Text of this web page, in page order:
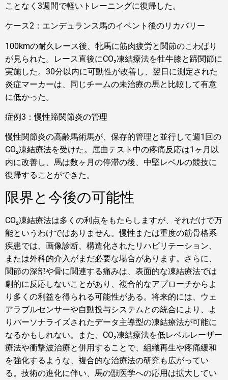
ことなく3週間で軽いトレーニングに復帰した。
ケース2：エンデュランス馬のイベント後のリカバリー
100kmの耐久レース後、牝馬に筋肉疲労と関節のこわばり
が見られた。レース直後にCO₂凍結療法を牡牛膝と蹄関節に
実施した。30分以内に可動性が改善し、翌日に測定された
炎症マーカーは、同じチームの未治療の馬と比較して有意
に低かった。
症例3：慢性蹄関節炎の管理
慢性関節炎の高齢馬術馬が、保存的管理と並行して週1回の
CO₂凍結療法を受けた。屈曲テスト中の疼痛反応は1ヶ月以
内に改善し、馬は数ヶ月の停滞の後、中堅レベルの競技に
復帰することができた。
限界と今後の可能性
CO₂凍結療法は多くの利点をもたらしますが、それだけで万
能というわけではありません。慢性または重度の筋骨格系
疾患では、画像診断、構造化されたリハビリテーション、
または外科的介入がまだ必要な場合があります。さらに、
関節の深部や骨に関連する痛みは、表面的な凍結療法では
劇的に反応しないことがあり、複合的なアプローチからよ
り多くの利益を得られる可能性がある。将来的には、ウェ
アラブルセンサーや自動投与システムとの統合により、よ
りパーソナライズされたデータ主導型の凍結療法が可能に
なるかもしれない。また、CO₂凍結療法を低レベルレーザー
療法や衝撃波治療と併用することで、組織再生や疼痛緩和
を強化するような、複合的な治療法の研究も広がってい
る。技術の進化に伴い、馬の獣医学への応用は拡大してい